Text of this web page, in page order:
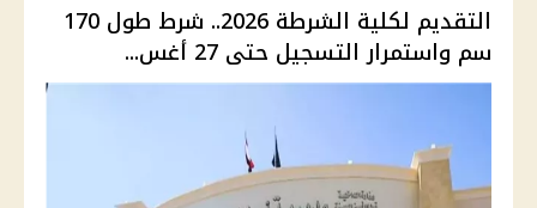
التقديم لكلية الشرطة 2026.. شرط طول 170
سم واستمرار التسجيل حتى 27 أغس...